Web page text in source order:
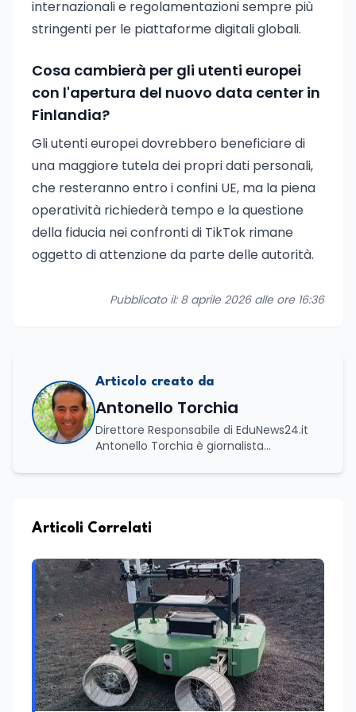
internazionali e regolamentazioni sempre più
stringenti per le piattaforme digitali globali.
Cosa cambierà per gli utenti europei
con l'apertura del nuovo data center in
Finlandia?
Gli utenti europei dovrebbero beneficiare di
una maggiore tutela dei propri dati personali,
che resteranno entro i confini UE, ma la piena
operatività richiederà tempo e la questione
della fiducia nei confronti di TikTok rimane
oggetto di attenzione da parte delle autorità.
Pubblicato il: 8 aprile 2026 alle ore 16:36
Articolo creato da
Antonello Torchia
Direttore Responsabile di EduNews24.it
Antonello Torchia è giornalista
con un percorso formativo e
economico, geopolitico, comunicativo e
accademica multidisciplinare: ha
conseguito la Laurea in Economia e
Commercio (quadriennale, Vecchio
Ordinamento), la Laurea Magistrale in
Relazioni Internazionali (LM-52) con la
votazione di 110/110 e lode, e la Laurea
Magistrale in Scienze Geografiche (LM-
80). Un trittico di competenze che gli
consente di leggere i fenomeni
contemporanei con una prospettiva che
Articoli Correlati